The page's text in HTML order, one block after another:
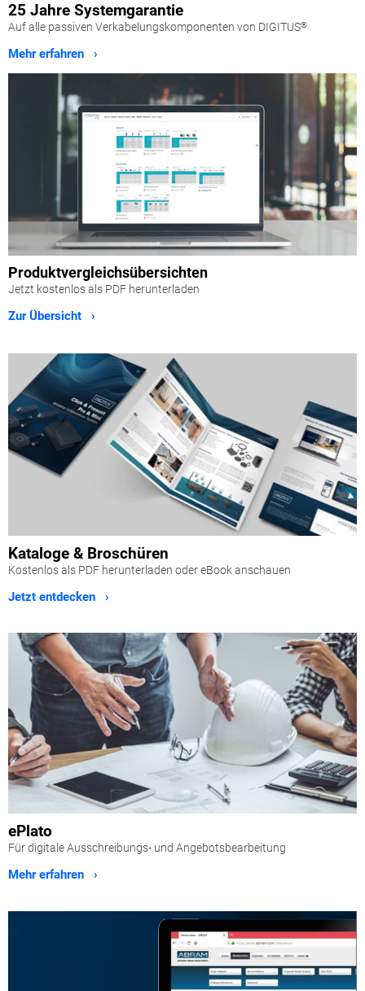
25 Jahre Systemgarantie
Auf alle passiven Verkabelungskomponenten von DIGITUS®
Mehr erfahren ›
Produktvergleichsübersichten
Jetzt kostenlos als PDF herunterladen
Zur Übersicht ›
Kataloge & Broschüren
Kostenlos als PDF herunterladen oder eBook anschauen
Jetzt entdecken ›
ePlato
Für digitale Ausschreibungs- und Angebotsbearbeitung
Mehr erfahren ›